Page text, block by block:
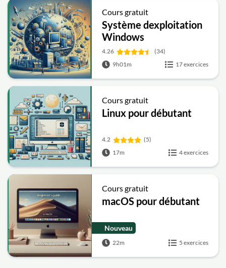
Cours gratuit
Système dexploitation
Windows
4.26
(34)
9h01m
17 exercices
Cours gratuit
Linux pour débutant
4.2
(5)
17m
4 exercices
Cours gratuit
macOS pour débutant
Nouveau
22m 5 exercices